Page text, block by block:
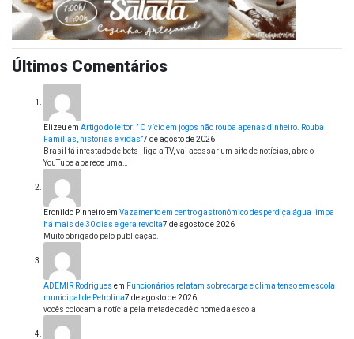
Últimos Comentários
Elizeu em Artigo do leitor: ” O vício em jogos não rouba apenas dinheiro. Rouba
Famílias, histórias e vidas”7 de agosto de 2026
Brasil tá infestado de bets , liga a TV, vai acessar um site de notícias, abre o
YouTube aparece uma…
Eronildo Pinheiroem Vazamento em centro gastronômico desperdiça água limpa
há mais de 30 dias e gera revolta7 de agosto de 2026
Muito obrigado pelo publicação.
ADEMIR Rodrigues em Funcionários relatam sobrecarga e clima tenso em escola
municipal de Petrolina7 de agosto de 2026
vocês colocam a notícia pela metade cadê o nome da escola